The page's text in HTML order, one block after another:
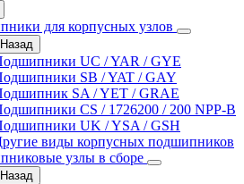
для корпусных узлов
Назад
UC / YAR / GYE
SB / YAT / GAY
SA / YET / GRAE
CS / 1726200 / 200 NPP-B
UK / YSA / GSH
виды корпусных подшипников
узлы в сборе
Назад